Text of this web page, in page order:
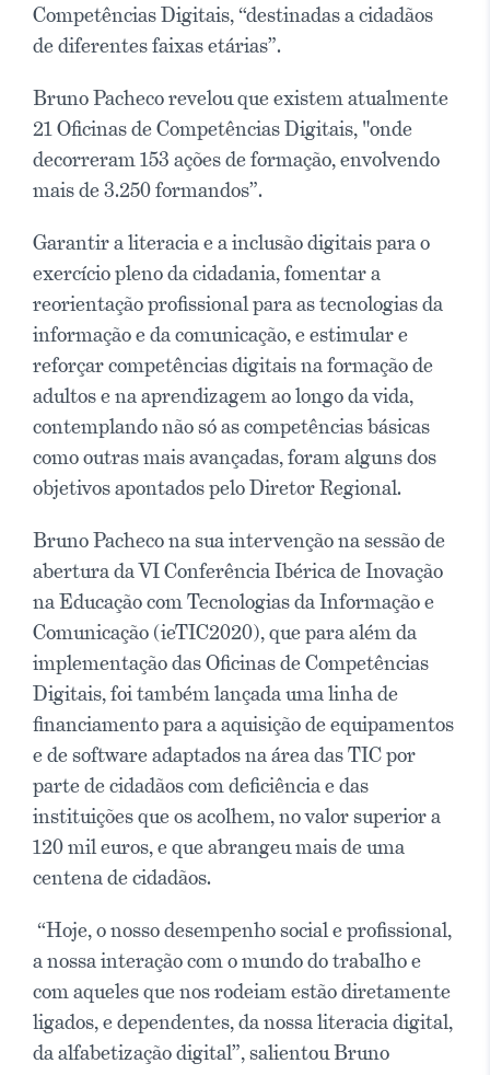
Competências Digitais, “destinadas a cidadãos
de diferentes faixas etárias”.
Bruno Pacheco revelou que existem atualmente
21 Oficinas de Competências Digitais, "onde
decorreram 153 ações de formação, envolvendo
mais de 3.250 formandos”.
Garantir a literacia e a inclusão digitais para o
exercício pleno da cidadania, fomentar a
reorientação profissional para as tecnologias da
informação e da comunicação, e estimular e
reforçar competências digitais na formação de
adultos e na aprendizagem ao longo da vida,
contemplando não só as competências básicas
como outras mais avançadas, foram alguns dos
objetivos apontados pelo Diretor Regional.
Bruno Pacheco na sua intervenção na sessão de
abertura da VI Conferência Ibérica de Inovação
na Educação com Tecnologias da Informação e
Comunicação (ieTIC2020), que para além da
implementação das Oficinas de Competências
Digitais, foi também lançada uma linha de
financiamento para a aquisição de equipamentos
e de software adaptados na área das TIC por
parte de cidadãos com deficiência e das
instituições que os acolhem, no valor superior a
120 mil euros, e que abrangeu mais de uma
centena de cidadãos.
“Hoje, o nosso desempenho social e profissional,
a nossa interação com o mundo do trabalho e
com aqueles que nos rodeiam estão diretamente
ligados, e dependentes, da nossa literacia digital,
da alfabetização digital”, salientou Bruno